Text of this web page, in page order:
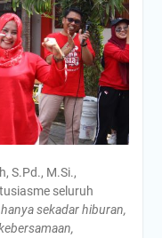
S.Pd., M.Si.,
seluruh
sekadar hiburan,